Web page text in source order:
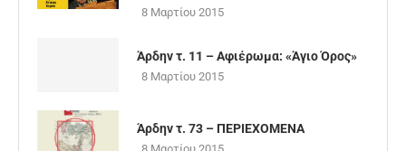
8 Μαρτίου 2015
Άρδην τ. 11 – Αφιέρωμα: «Άγιο Όρος»
8 Μαρτίου 2015
Άρδην τ. 73 – ΠΕΡΙΕΧΟΜΕΝΑ